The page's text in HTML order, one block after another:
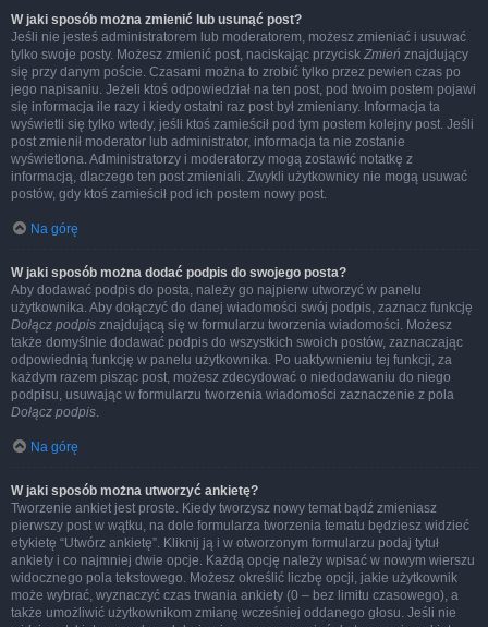
W jaki sposób można zmienić lub usunąć post?
Jeśli nie jesteś administratorem lub moderatorem, możesz zmieniać i usuwać
tylko swoje posty. Możesz zmienić post, naciskając przycisk Zmień znajdujący
się przy danym poście. Czasami można to zrobić tylko przez pewien czas po
jego napisaniu. Jeżeli ktoś odpowiedział na ten post, pod twoim postem pojawi
się informacja ile razy i kiedy ostatni raz post był zmieniany. Informacja ta
wyświetli się tylko wtedy, jeśli ktoś zamieścił pod tym postem kolejny post. Jeśli
post zmienił moderator lub administrator, informacja ta nie zostanie
wyświetlona. Administratorzy i moderatorzy mogą zostawić notatkę z
informacją, dlaczego ten post zmieniali. Zwykli użytkownicy nie mogą usuwać
postów, gdy ktoś zamieścił pod ich postem nowy post.
Na górę
W jaki sposób można dodać podpis do swojego posta?
Aby dodawać podpis do posta, należy go najpierw utworzyć w panelu
użytkownika. Aby dołączyć do danej wiadomości swój podpis, zaznacz funkcję
Dołącz podpis znajdującą się w formularzu tworzenia wiadomości. Możesz
także domyślnie dodawać podpis do wszystkich swoich postów, zaznaczając
odpowiednią funkcję w panelu użytkownika. Po uaktywnieniu tej funkcji, za
każdym razem pisząc post, możesz zdecydować o niedodawaniu do niego
podpisu, usuwając w formularzu tworzenia wiadomości zaznaczenie z pola
Dołącz podpis.
Na górę
W jaki sposób można utworzyć ankietę?
Tworzenie ankiet jest proste. Kiedy tworzysz nowy temat bądź zmieniasz
pierwszy post w wątku, na dole formularza tworzenia tematu będziesz widzieć
etykietę “Utwórz ankietę”. Kliknij ją i w otworzonym formularzu podaj tytuł
ankiety i co najmniej dwie opcje. Każdą opcję należy wpisać w nowym wierszu
widocznego pola tekstowego. Możesz określić liczbę opcji, jakie użytkownik
może wybrać, wyznaczyć czas trwania ankiety (0 – bez limitu czasowego), a
także umożliwić użytkownikom zmianę wcześniej oddanego głosu. Jeśli nie